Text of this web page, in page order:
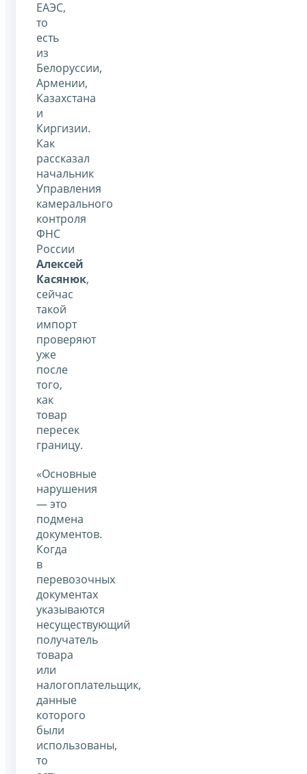
ЕАЭС,
то
есть
из
Белоруссии,
Армении,
Казахстана
и
Киргизии.
Как
рассказал
начальник
Управления
камерального
контроля
ФНС
России
Алексей
Касянюк,
сейчас
такой
импорт
проверяют
уже
после
того,
как
товар
пересек
границу.
«Основные
нарушения
— это
подмена
документов.
Когда
в
перевозочных
документах
указываются
несуществующий
получатель
товара
или
налогоплательщик,
данные
которого
были
использованы,
то